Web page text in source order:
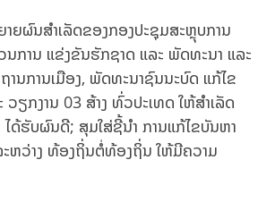
ຍຜົນສໍາເລັດຂອງກອງປະຊຸມສະຫຼຸບການ
ນການ ແຂ່ງຂັນຮັກຊາດ ແລະ ພັດທະນາ ແລະ
ານການເມືອງ, ພັດທະນາຊົນນະບົດ ແກ້ໄຂ
ຽກງານ 03 ສ້າງ ທົ່ວປະເທດ ໃຫ້ສໍາເລັດ
ໄດ້ຮັບຜົນດີ; ສຸມໃສ່ຊີ້ນໍາ ການແກ້ໄຂບັນຫາ
ຫວ່າງ ທ້ອງຖິ່ນຕໍ່ທ້ອງຖິ່ນ ໃຫ້ມີຄວາມ